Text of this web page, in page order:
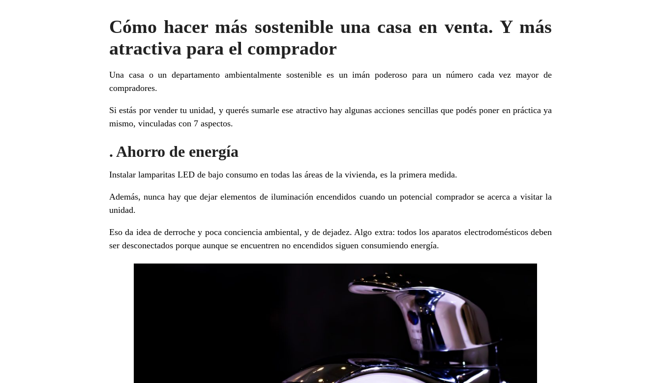
Cómo hacer más sostenible una casa en venta. Y más
atractiva para el comprador
Una casa o un departamento ambientalmente sostenible es un imán poderoso para un número cada vez mayor de
compradores.
Si estás por vender tu unidad, y querés sumarle ese atractivo hay algunas acciones sencillas que podés poner en práctica ya
mismo, vinculadas con 7 aspectos.
. Ahorro de energía
Instalar lamparitas LED de bajo consumo en todas las áreas de la vivienda, es la primera medida.
Además, nunca hay que dejar elementos de iluminación encendidos cuando un potencial comprador se acerca a visitar la
unidad.
Eso da idea de derroche y poca conciencia ambiental, y de dejadez. Algo extra: todos los aparatos electrodomésticos deben
ser desconectados porque aunque se encuentren no encendidos siguen consumiendo energía.